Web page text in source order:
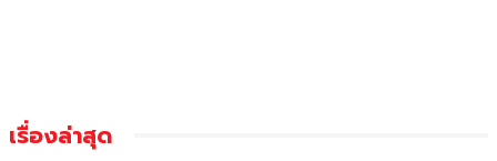
เรื่องล่าสุด